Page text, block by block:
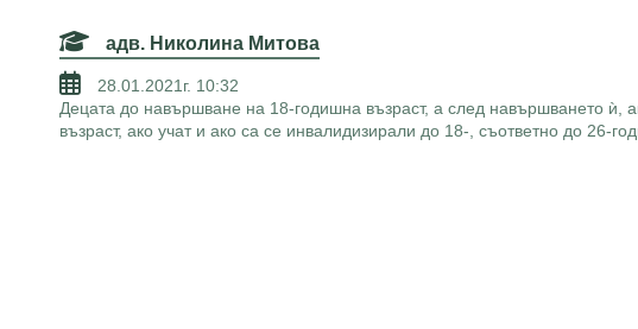
адв. Николина Митова
28.01.2021г. 10:32
Децата до навършване на 18-годишна възраст, а след навършването ѝ,
възраст, ако учат и ако са се инвалидизирали до 18-, съответно до 26-